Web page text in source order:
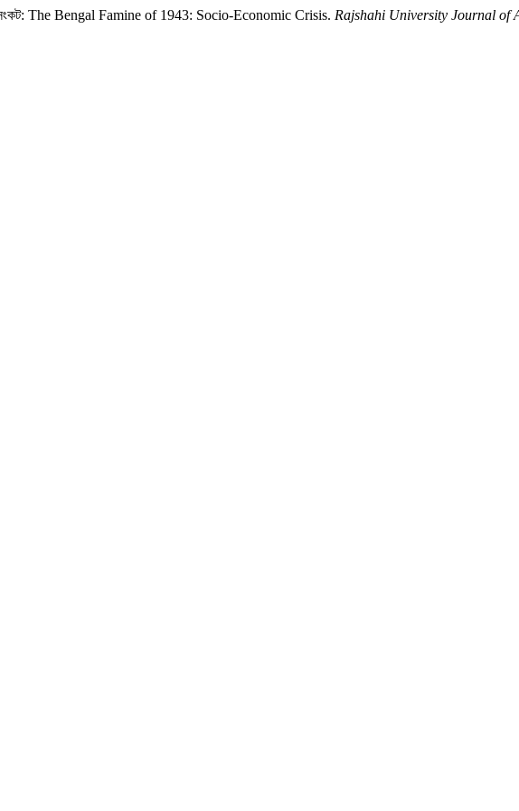
সংকট: The Bengal Famine of 1943: Socio-Economic Crisis. Rajshahi University Journal of